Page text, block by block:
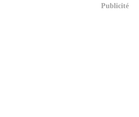
Publicité